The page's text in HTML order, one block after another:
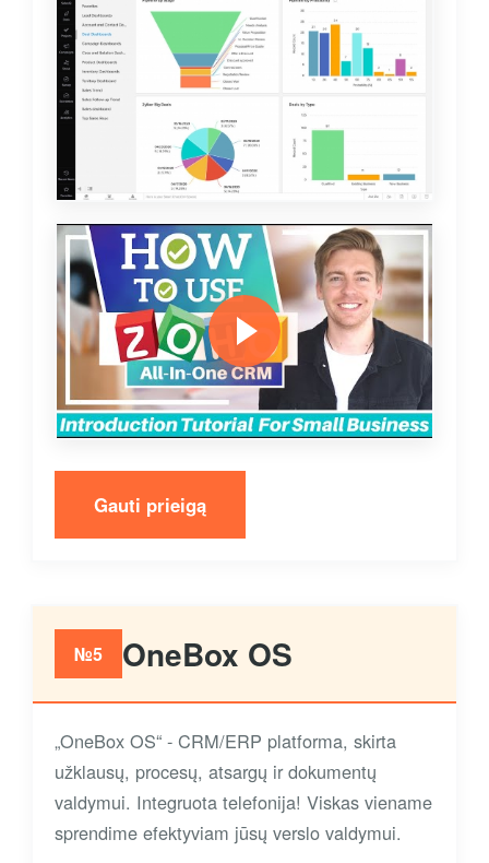
Gauti prieigą
№5 OneBox OS
„OneBox OS“ - CRM/ERP platforma, skirta
užklausų, procesų, atsargų ir dokumentų
valdymui. Integruota telefonija! Viskas viename
sprendime efektyviam jūsų verslo valdymui.